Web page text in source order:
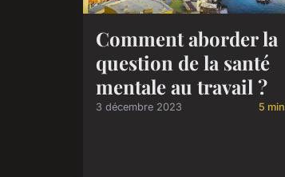
Comment aborder la
question de la santé
mentale au travail ?
3 décembre 2023 5 min